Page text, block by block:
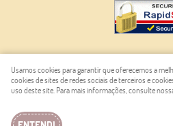
LOJA VIRTUAL CRIADA POR
Usamos cookies para garantir que oferecemos a
cookies de sites de redes sociais de terceiros e
uso deste site. Para mais informações, consulte